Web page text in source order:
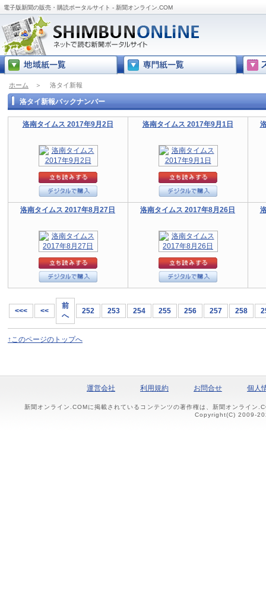
電子版新聞の販売・購読ポータルサイト - 新聞オンライン.COM
ホーム ＞ 洛タイ新報
洛タイ新報バックナンバー
洛南タイムス 2017年9月2日 洛南タイムス 2017年9月1日
洛南タイムス 2017年8月27日 洛南タイムス 2017年8月26日
<<< <<
前
へ
252 253 254 255 256 257 258
↑このページのトップへ
運営会社 利用規約 お問合せ 個人
新聞オンライン.COMに掲載されているコンテンツの著作権は、新聞オンライン
Copyright(C) 2009-